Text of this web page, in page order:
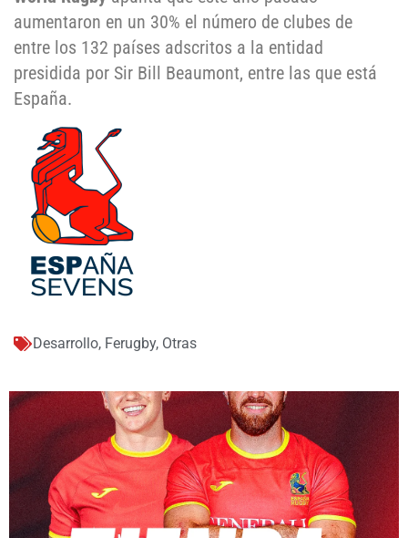
aumentaron en un 30% el número de clubes de
entre los 132 países adscritos a la entidad
presidida por Sir Bill Beaumont, entre las que está
España.
Desarrollo, Ferugby, Otras